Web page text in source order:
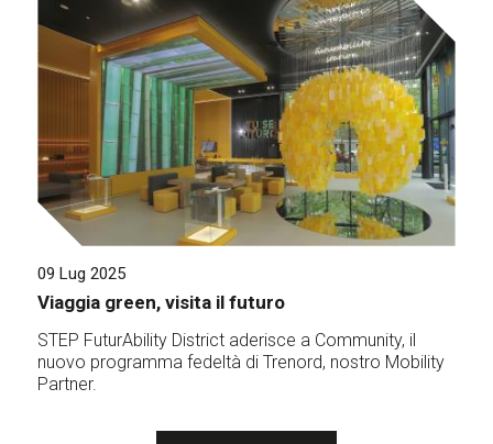
09 Lug 2025
Viaggia green, visita il futuro
STEP FuturAbility District aderisce a Community, il
nuovo programma fedeltà di Trenord, nostro Mobility
Partner.